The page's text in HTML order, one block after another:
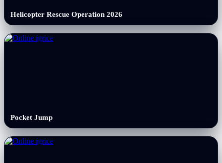
Helicopter Rescue Operation 2026
Pocket Jump